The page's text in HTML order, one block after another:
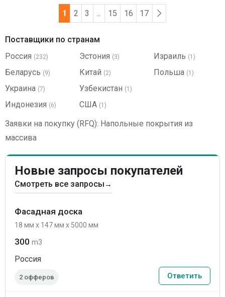
1 2 3 ... 15 16 17
Поставщики по странам
Россия (232)
Беларусь (9)
Украина (7)
Индонезия (6)
Эстония (3)
Китай (2)
Узбекистан (1)
США (1)
Израиль (1)
Польша (1)
Заявки на покупку (RFQ): Напольные покрытия из
массива
Новые запросы покупателей
Смотреть все запросы →
Фасадная доска
18 мм x 147 мм x 5000 мм
300 m3
Россия
2 офферов Ответить